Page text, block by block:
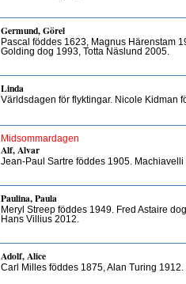
Germund, Görel
Pascal föddes 1623, Magnus Härenstam
Golding dog 1993, Totta Näslund 2005.
Linda
Världsdagen för flyktingar. Nicole Kidman
Midsommardagen
Alf, Alvar
Jean-Paul Sartre föddes 1905. Machiavelli
Paulina, Paula
Meryl Streep föddes 1949. Fred Astaire
Hans Villius 2012.
Adolf, Alice
Carl Milles föddes 1875, Alan Turing